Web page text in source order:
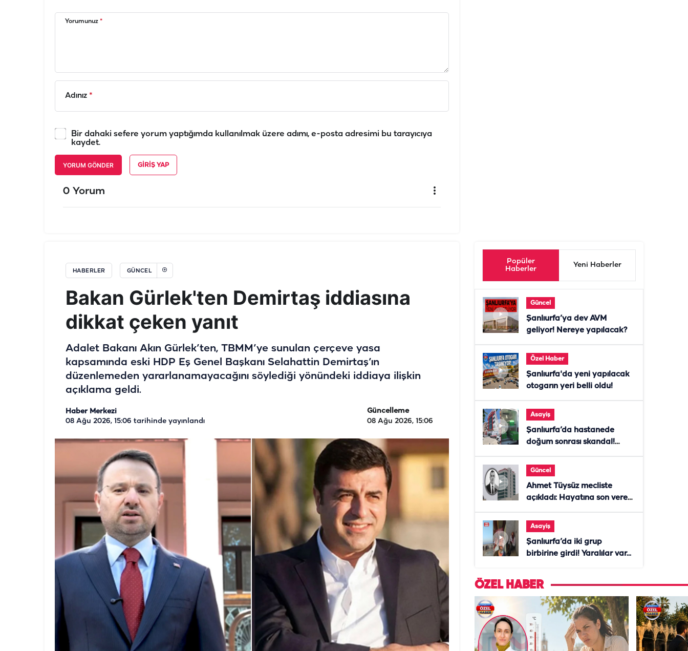
Yorumunuz *
Adınız *
Bir dahaki sefere yorum yaptığımda kullanılmak üzere adımı, e-posta adresimi bu tarayıcıya
kaydet.
YORUM GÖNDER GIRIŞ YAP
0 Yorum
HABERLER GÜNCEL
Bakan Gürlek'ten Demirtaş iddiasına
dikkat çeken yanıt
Adalet Bakanı Akın Gürlek’ten, TBMM’ye sunulan çerçeve yasa
kapsamında eski HDP Eş Genel Başkanı Selahattin Demirtaş’ın
düzenlemeden yararlanamayacağını söylediği yönündeki iddiaya ilişkin
açıklama geldi.
Haber Merkezi
08 Ağu 2026, 15:06 tarihinde yayınlandı
Güncelleme
08 Ağu 2026, 15:06
Popüler
Haberler
Yeni Haberler
Güncel
Şanlıurfa’ya dev AVM
geliyor! Nereye yapılacak?
Özel Haber
Şanlıurfa'da yeni yapılacak
otogarın yeri belli oldu!
Asayiş
Şanlıurfa’da hastanede
doğum sonrası skandal!
Güncel
Ahmet Tüysüz mecliste
açıkladı: Hayatına son veren
ölmezdim" notunu bıraktı
Asayiş
Şanlıurfa’da iki grup
birbirine girdi! Yaralılar var...
ÖZEL HABER